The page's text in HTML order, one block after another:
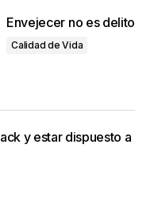
Envejecer no es delito
Calidad de Vida
y estar dispuesto a